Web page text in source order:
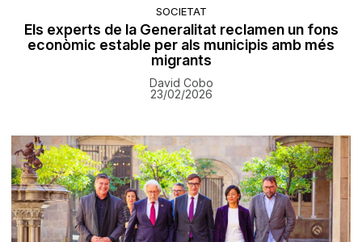
SOCIETAT
Els experts de la Generalitat reclamen un fons
econòmic estable per als municipis amb més
migrants
David Cobo
23/02/2026